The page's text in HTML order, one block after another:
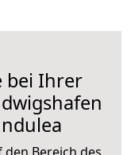
bei Ihrer